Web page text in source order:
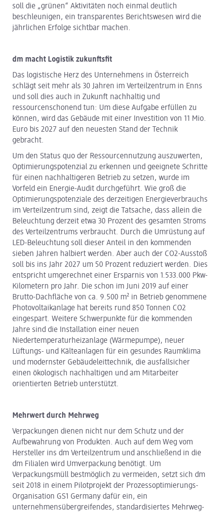
soll die „grünen“ Aktivitäten noch einmal deutlich
beschleunigen, ein transparentes Berichtswesen wird die
jährlichen Erfolge sichtbar machen.
dm macht Logistik zukunftsfit
Das logistische Herz des Unternehmens in Österreich
schlägt seit mehr als 30 Jahren im Verteilzentrum in Enns
und soll dies auch in Zukunft nachhaltig und
ressourcenschonend tun: Um diese Aufgabe erfüllen zu
können, wird das Gebäude mit einer Investition von 11 Mio.
Euro bis 2027 auf den neuesten Stand der Technik
gebracht.
Um den Status quo der Ressourcennutzung auszuwerten,
Optimierungspotenzial zu erkennen und geeignete Schritte
für einen nachhaltigeren Betrieb zu setzen, wurde im
Vorfeld ein Energie-Audit durchgeführt. Wie groß die
Optimierungspotenziale des derzeitigen Energieverbrauchs
im Verteilzentrum sind, zeigt die Tatsache, dass allein die
Beleuchtung derzeit etwa 30 Prozent des gesamten Stroms
des Verteilzentrums verbraucht. Durch die Umrüstung auf
LED-Beleuchtung soll dieser Anteil in den kommenden
sieben Jahren halbiert werden. Aber auch der CO2-Ausstoß
soll bis ins Jahr 2027 um 50 Prozent reduziert werden. Dies
entspricht umgerechnet einer Ersparnis von 1.533.000 Pkw-
Kilometern pro Jahr. Die schon im Juni 2019 auf einer
Brutto-Dachfläche von ca. 9.500 m² in Betrieb genommene
Photovoltaikanlage hat bereits rund 850 Tonnen CO2
eingespart. Weitere Schwerpunkte für die kommenden
Jahre sind die Installation einer neuen
Niedertemperaturheizanlage (Wärmepumpe), neuer
Lüftungs- und Kälteanlagen für ein gesundes Raumklima
und modernster Gebäudeleittechnik, die ausfallsicher
einen ökologisch nachhaltigen und am Mitarbeiter
orientierten Betrieb unterstützt.
Mehrwert durch Mehrweg
Verpackungen dienen nicht nur dem Schutz und der
Aufbewahrung von Produkten. Auch auf dem Weg vom
Hersteller ins dm Verteilzentrum und anschließend in die
dm Filialen wird Umverpackung benötigt. Um
Verpackungsmüll bestmöglich zu vermeiden, setzt sich dm
seit 2018 in einem Pilotprojekt der Prozessoptimierungs-
Organisation GS1 Germany dafür ein, ein
unternehmensübergreifendes, standardisiertes Mehrweg-